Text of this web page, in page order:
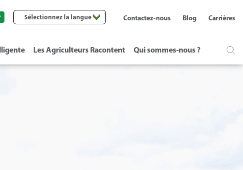
Les Agriculteurs Racontent Qui sommes-nous ?
Contactez-nous Blog Carrières
Sélectionnez la langue